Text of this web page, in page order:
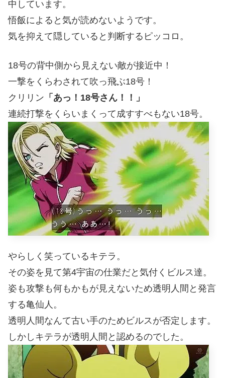
中しています。
悟飯によると気が読めないようです。
気を抑えて隠していると判断するピッコロ。
18号の背中側から見えない敵が接近中！
一撃をくらわされて吹っ飛ぶ18号！
クリリン 「あっ！18号さん！！」
連続打撃をくらいまくって成すすべもない18号。
やらしく笑っているキテラ。
その姿を見て第4宇宙の仕業だと気付くビルス達。
姿も攻撃も何もかもが見えないため透明人間と発言
する亀仙人。
透明人間なんて古い手のためビルスが否定します。
しかしキテラが透明人間と認めるのでした。